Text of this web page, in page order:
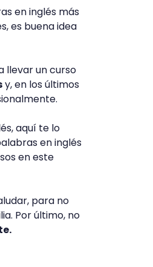
en inglés más
es buena idea
llevar un curso
y, en los últimos
aquí te lo
en inglés
en este
para no
Por último, no